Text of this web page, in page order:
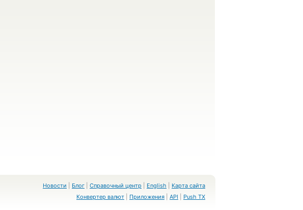
Новости Блог Справочный центр English
Карта сайта
Конвертер валют
Приложения API Push TX